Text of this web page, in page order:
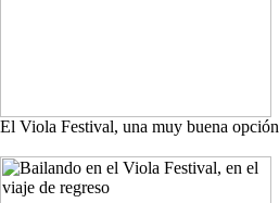
El Viola Festival, una muy buena opción